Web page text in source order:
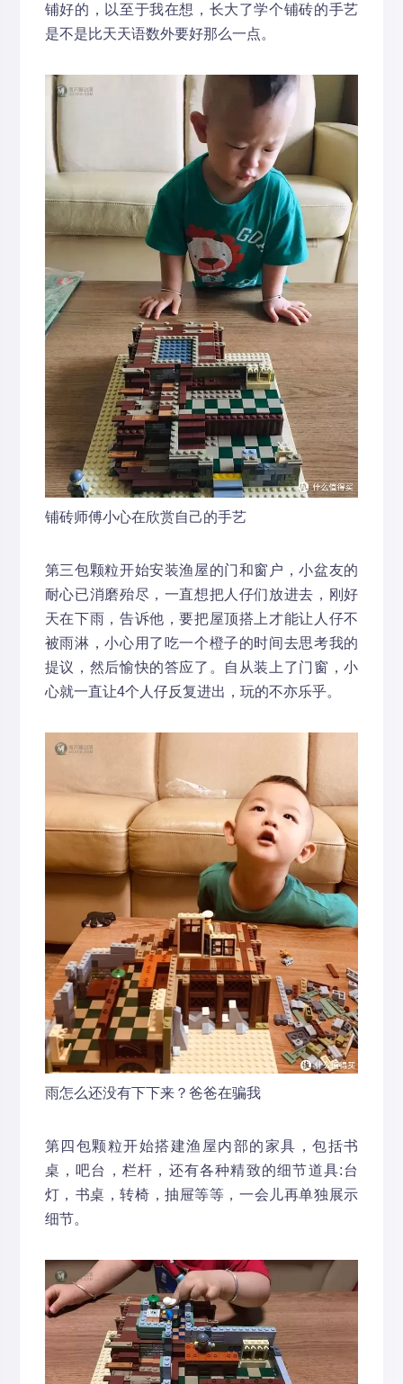
铺好的，以至于我在想，长大了学个铺砖的手艺
是不是比天天语数外要好那么一点。
铺砖师傅小心在欣赏自己的手艺
第三包颗粒开始安装渔屋的门和窗户，小盆友的
耐心已消磨殆尽，一直想把人仔们放进去，刚好
天在下雨，告诉他，要把屋顶搭上才能让人仔不
被雨淋，小心用了吃一个橙子的时间去思考我的
提议，然后愉快的答应了。自从装上了门窗，小
心就一直让4个人仔反复进出，玩的不亦乐乎。
雨怎么还没有下下来？爸爸在骗我
第四包颗粒开始搭建渔屋内部的家具，包括书
桌，吧台，栏杆，还有各种精致的细节道具:台
灯， 书桌，转椅，抽屉等等，一会儿再单独展示
细节。